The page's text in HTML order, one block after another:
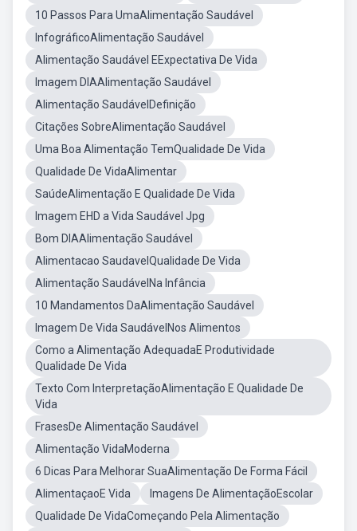
10 Passos Para UmaAlimentação Saudável
InfográficoAlimentação Saudável
Alimentação Saudável EExpectativa De Vida
Imagem DIAAlimentação Saudável
Alimentação SaudávelDefinição
Citações SobreAlimentação Saudável
Uma Boa Alimentação TemQualidade De Vida
Qualidade De VidaAlimentar
SaúdeAlimentação E Qualidade De Vida
Imagem EHD a Vida Saudável Jpg
Bom DIAAlimentação Saudável
Alimentacao SaudavelQualidade De Vida
Alimentação SaudávelNa Infância
10 Mandamentos DaAlimentação Saudável
Imagem De Vida SaudávelNos Alimentos
Como a Alimentação AdequadaE Produtividade
Qualidade De Vida
Texto Com InterpretaçãoAlimentação E Qualidade De
Vida
FrasesDe Alimentação Saudável
Alimentação VidaModerna
6 Dicas Para Melhorar SuaAlimentação De Forma Fácil
AlimentaçaoE Vida
Imagens De AlimentaçãoEscolar
Qualidade De VidaComeçando Pela Alimentação